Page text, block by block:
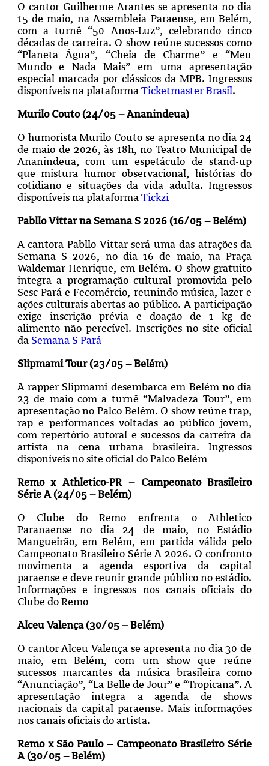
O cantor Guilherme Arantes se apresenta no dia
15 de maio, na Assembleia Paraense, em Belém,
com a turnê “50 Anos-Luz”, celebrando cinco
décadas de carreira. O show reúne sucessos como
“Planeta Água”, “Cheia de Charme” e “Meu
Mundo e Nada Mais” em uma apresentação
especial marcada por clássicos da MPB. Ingressos
disponíveis na plataforma Ticketmaster Brasil.
Murilo Couto (24/05 – Ananindeua)
O humorista Murilo Couto se apresenta no dia 24
de maio de 2026, às 18h, no Teatro Municipal de
Ananindeua, com um espetáculo de stand-up
que mistura humor observacional, histórias do
cotidiano e situações da vida adulta. Ingressos
disponíveis na plataforma Tickzi
Pabllo Vittar na Semana S 2026 (16/05 – Belém)
A cantora Pabllo Vittar será uma das atrações da
Semana S 2026, no dia 16 de maio, na Praça
Waldemar Henrique, em Belém. O show gratuito
integra a programação cultural promovida pelo
Sesc Pará e Fecomércio, reunindo música, lazer e
ações culturais abertas ao público. A participação
exige inscrição prévia e doação de 1 kg de
alimento não perecível. Inscrições no site oficial
da Semana S Pará
Slipmami Tour (23/05 – Belém)
A rapper Slipmami desembarca em Belém no dia
23 de maio com a turnê “Malvadeza Tour”, em
apresentação no Palco Belém. O show reúne trap,
rap e performances voltadas ao público jovem,
com repertório autoral e sucessos da carreira da
artista na cena urbana brasileira. Ingressos
disponíveis no site oficial do Palco Belém
Remo x Athletico-PR – Campeonato Brasileiro
Série A (24/05 – Belém)
O Clube do Remo enfrenta o Athletico
Paranaense no dia 24 de maio, no Estádio
Mangueirão, em Belém, em partida válida pelo
Campeonato Brasileiro Série A 2026. O confronto
movimenta a agenda esportiva da capital
paraense e deve reunir grande público no estádio.
Informações e ingressos nos canais oficiais do
Clube do Remo
Alceu Valença (30/05 – Belém)
O cantor Alceu Valença se apresenta no dia 30 de
maio, em Belém, com um show que reúne
sucessos marcantes da música brasileira como
“Anunciação”, “La Belle de Jour” e “Tropicana”. A
apresentação integra a agenda de shows
nacionais da capital paraense. Mais informações
nos canais oficiais do artista.
Remo x São Paulo – Campeonato Brasileiro Série
A (30/05 – Belém)